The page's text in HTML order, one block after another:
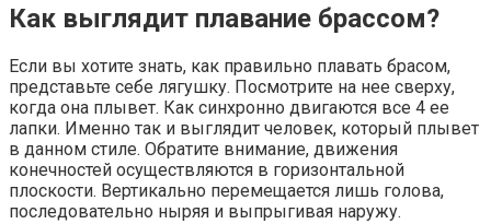
Как выглядит плавание брассом?
Если вы хотите знать, как правильно плавать брасом,
представьте себе лягушку. Посмотрите на нее сверху,
когда она плывет. Как синхронно двигаются все 4 ее
лапки. Именно так и выглядит человек, который плывет
в данном стиле. Обратите внимание, движения
конечностей осуществляются в горизонтальной
плоскости. Вертикально перемещается лишь голова,
последовательно ныряя и выпрыгивая наружу.